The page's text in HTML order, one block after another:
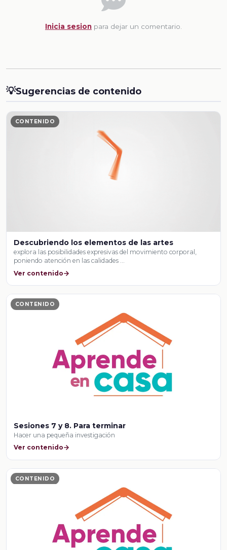
Inicia sesion para dejar un comentario.
💡Sugerencias de contenido
CONTENIDO
Descubriendo los elementos de las artes
explora las posibilidades expresivas del movimiento corporal,
poniendo atención en las calidades …
Ver contenido
CONTENIDO
Sesiones 7 y 8. Para terminar
Hacer una pequeña investigación
Ver contenido
CONTENIDO